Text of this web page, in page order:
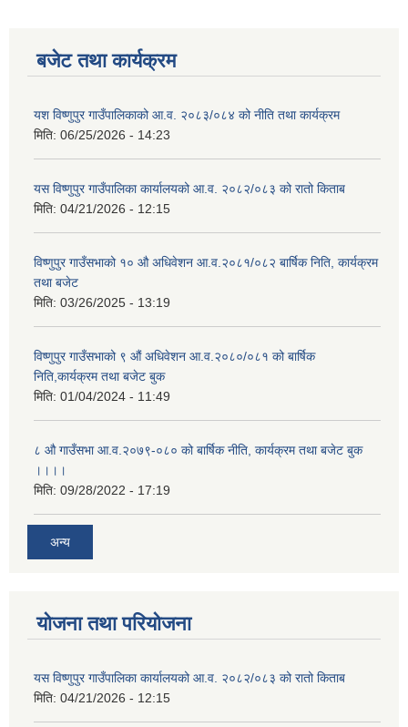
बजेट तथा कार्यक्रम
यश विष्णुपुर गाउँपालिकाको आ.व. २०८३/०८४ को नीति तथा कार्यक्रम
मिति: 06/25/2026 - 14:23
यस विष्णुपुर गाउँपालिका कार्यालयको आ.व. २०८२/०८३ को रातो किताब
मिति: 04/21/2026 - 12:15
विष्णुपुर गाउँसभाको १० औ अधिवेशन आ.व.२०८१/०८२ बार्षिक निति, कार्यक्रम
तथा बजेट
मिति: 03/26/2025 - 13:19
विष्णुपुर गाउँसभाको ९ औं अधिवेशन आ.व.२०८०/०८१ को बार्षिक
निति,कार्यक्रम तथा बजेट बुक
मिति: 01/04/2024 - 11:49
८ औ गाउँसभा आ.व.२०७९-०८० को बार्षिक नीति, कार्यक्रम तथा बजेट बुक
।।।।
मिति: 09/28/2022 - 17:19
अन्य
योजना तथा परियोजना
यस विष्णुपुर गाउँपालिका कार्यालयको आ.व. २०८२/०८३ को रातो किताब
मिति: 04/21/2026 - 12:15